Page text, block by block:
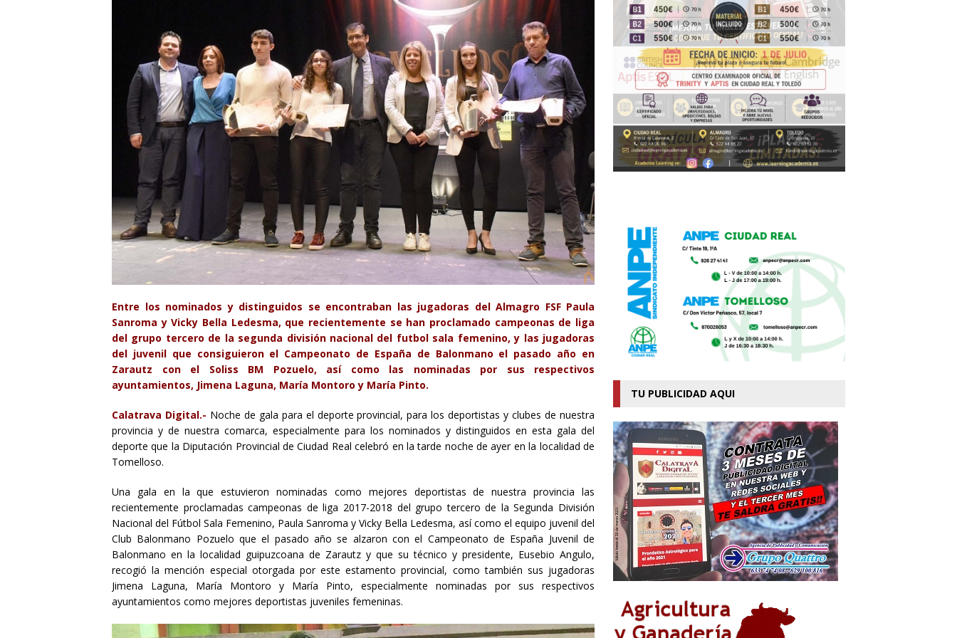
Entre los nominados y distinguidos se encontraban las jugadoras del Almagro FSF Paula
Sanroma y Vicky Bella Ledesma, que recientemente se han proclamado campeonas de liga
del grupo tercero de la segunda división nacional del futbol sala femenino, y las jugadoras
del juvenil que consiguieron el Campeonato de España de Balonmano el pasado año en
Zarautz con el Soliss BM Pozuelo, así como las nominadas por sus respectivos
ayuntamientos, Jimena Laguna, María Montoro y María Pinto.
Calatrava Digital.- Noche de gala para el deporte provincial, para los deportistas y clubes de nuestra
provincia y de nuestra comarca, especialmente para los nominados y distinguidos en esta gala del
deporte que la Diputación Provincial de Ciudad Real celebró en la tarde noche de ayer en la localidad de
Tomelloso.
Una gala en la que estuvieron nominadas como mejores deportistas de nuestra provincia las
recientemente proclamadas campeonas de liga 2017-2018 del grupo tercero de la Segunda División
Nacional del Fútbol Sala Femenino, Paula Sanroma y Vicky Bella Ledesma, así como el equipo juvenil del
Club Balonmano Pozuelo que el pasado año se alzaron con el Campeonato de España Juvenil de
Balonmano en la localidad guipuzcoana de Zarautz y que su técnico y presidente, Eusebio Angulo,
recogió la mención especial otorgada por este estamento provincial, como también sus jugadoras
Jimena Laguna, María Montoro y María Pinto, especialmente nominadas por sus respectivos
ayuntamientos como mejores deportistas juveniles femeninas.
TU PUBLICIDAD AQUI